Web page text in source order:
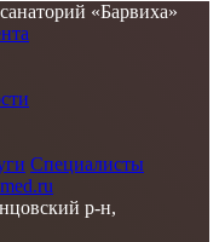
«Барвиха»
Специалисты
р-н,